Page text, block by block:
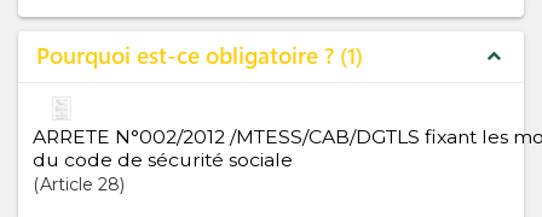
Pourquoi est-ce obligatoire ? 1 expand_less
ARRETE N°002/2012 /MTESS/CAB/DGTLS fixant les
du code de sécurité sociale
Article 28